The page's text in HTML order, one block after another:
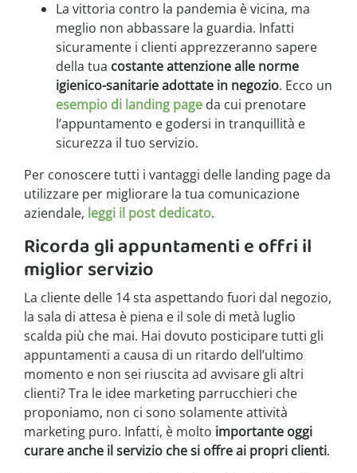
La vittoria contro la pandemia è vicina, ma
meglio non abbassare la guardia. Infatti
sicuramente i clienti apprezzeranno sapere
della tua costante attenzione alle norme
igienico-sanitarie adottate in negozio. Ecco un
esempio di landing page da cui prenotare
l’appuntamento e godersi in tranquillità e
sicurezza il tuo servizio.
Per conoscere tutti i vantaggi delle landing page da
utilizzare per migliorare la tua comunicazione
aziendale, leggi il post dedicato.
Ricorda gli appuntamenti e offri il
miglior servizio
La cliente delle 14 sta aspettando fuori dal negozio,
la sala di attesa è piena e il sole di metà luglio
scalda più che mai. Hai dovuto posticipare tutti gli
appuntamenti a causa di un ritardo dell’ultimo
momento e non sei riuscita ad avvisare gli altri
clienti? Tra le idee marketing parrucchieri che
proponiamo, non ci sono solamente attività
marketing puro. Infatti, è molto importante oggi
curare anche il servizio che si offre ai propri clienti.